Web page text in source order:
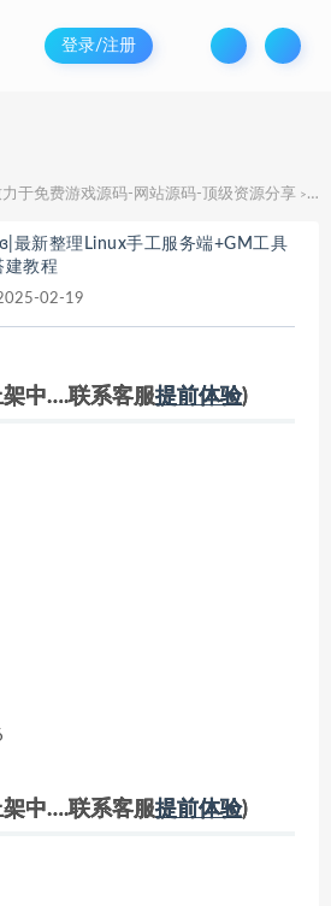
登录/注册
于免费游戏源码-网站源码-顶级资源分享 > 传
最新整理Linux手工服务端+GM工具
建教程
02-19
中….联系客服提前体验)
中….联系客服提前体验)